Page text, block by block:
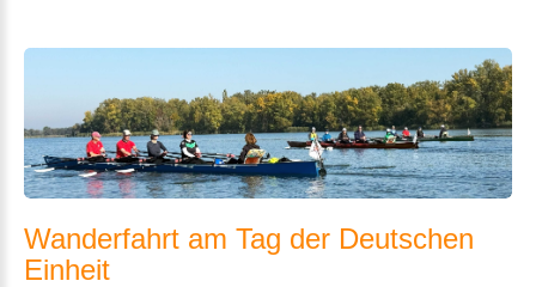
Wanderfahrt am Tag der Deutschen
Einheit